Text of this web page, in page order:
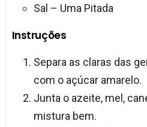
Sal – Uma Pitada
Instruções
Separa as claras das
com o açúcar amarelo.
Junta o azeite, mel,
mistura bem.